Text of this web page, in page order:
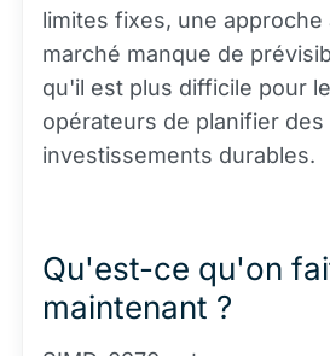
limites fixes, une approche
marché manque de
qu'il est plus difficile pour
opérateurs de planifier des
investissements durables.
Qu'est-ce qu'on
maintenant ?